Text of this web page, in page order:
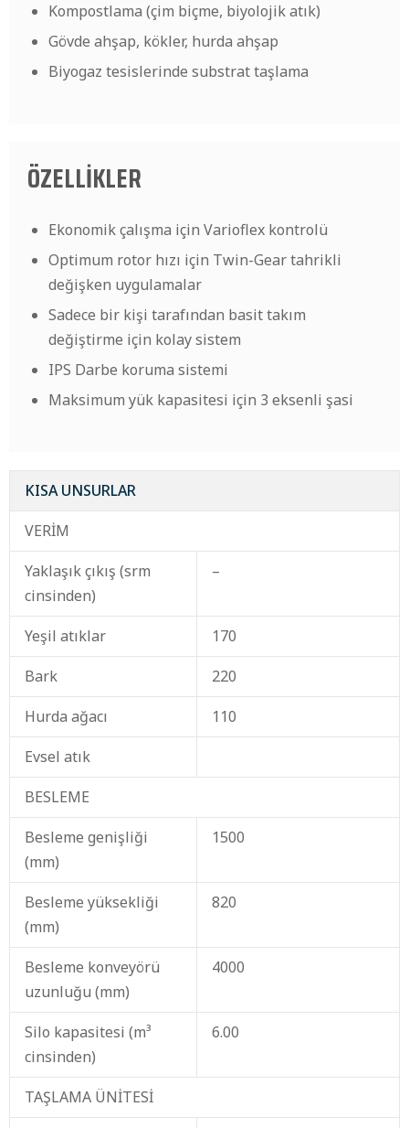
Kompostlama (çim biçme, biyolojik atık)
Gövde ahşap, kökler, hurda ahşap
Biyogaz tesislerinde substrat taşlama
ÖZELLİKLER
Ekonomik çalışma için Varioflex kontrolü
Optimum rotor hızı için Twin-Gear tahrikli
değişken uygulamalar
Sadece bir kişi tarafından basit takım
değiştirme için kolay sistem
IPS Darbe koruma sistemi
Maksimum yük kapasitesi için 3 eksenli şasi
KISA UNSURLAR
VERİM
Yaklaşık çıkış (srm
cinsinden)
–
Yeşil atıklar
170
Bark
220
Hurda ağacı
110
Evsel atık
BESLEME
Besleme genişliği
(mm)
1500
Besleme yüksekliği
(mm)
820
Besleme konveyörü
uzunluğu (mm)
4000
Silo kapasitesi (m³
cinsinden)
6.00
TAŞLAMA ÜNİTESİ